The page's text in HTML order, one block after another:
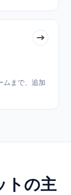
ムまで、追加
トの主